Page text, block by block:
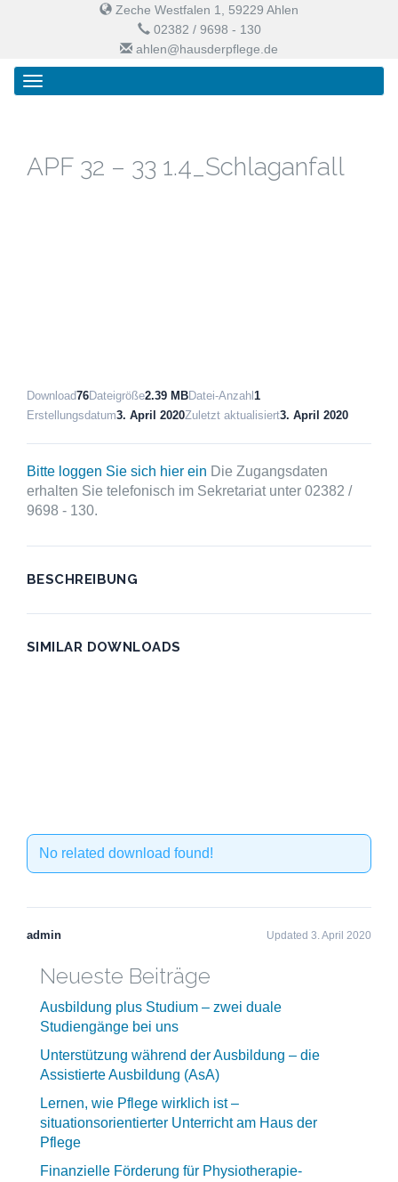
Zeche Westfalen 1, 59229 Ahlen
02382 / 9698 - 130
ahlen@hausderpflege.de
Primary
Menu
Skip
Haus der Pflege
APF 32 – 33 1.4_Schlaganfall
Download76Dateigröße2.39 MBDatei-Anzahl 1
Erstellungsdatum3. April 2020Zuletzt aktualisiert3. April 2020
Bitte loggen Sie sich hier ein Die Zugangsdaten
erhalten Sie telefonisch im Sekretariat unter 02382 /
9698 - 130.
BESCHREIBUNG
SIMILAR DOWNLOADS
No related download found!
admin Updated 3. April 2020
Neueste Beiträge
Ausbildung plus Studium – zwei duale
Studiengänge bei uns
Unterstützung während der Ausbildung – die
Assistierte Ausbildung (AsA)
Lernen, wie Pflege wirklich ist –
situationsorientierter Unterricht am Haus der
Pflege
Finanzielle Förderung für Physiotherapie-